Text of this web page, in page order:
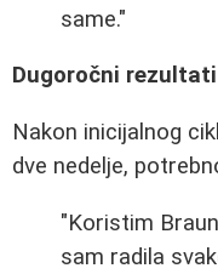
same."
Dugoročni rezultati
Nakon inicijalnog
dve nedelje,
"Koristim
sam radila